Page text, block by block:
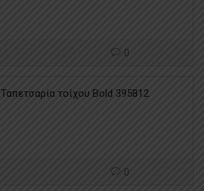
0
Ταπετσαρία τοίχου Bold 395812
0